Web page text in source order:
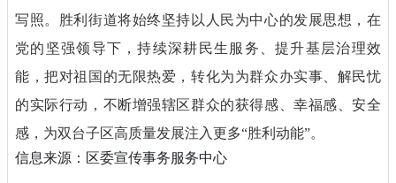
写照。胜利街道将始终坚持以人民为中心的发展思想，在
党的坚强领导下，持续深耕民生服务、提升基层治理效
能，把对祖国的无限热爱，转化为为群众办实事、解民忧
的实际行动，不断增强辖区群众的获得感、幸福感、安全
感，为双台子区高质量发展注入更多“胜利动能”。
信息来源：区委宣传事务服务中心